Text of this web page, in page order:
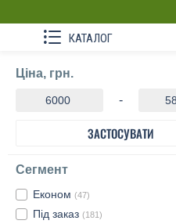
КАТАЛОГ
Ціна, грн.
-
ЗАСТОСУВАТИ
Сегмент
Економ (47)
Під заказ (181)